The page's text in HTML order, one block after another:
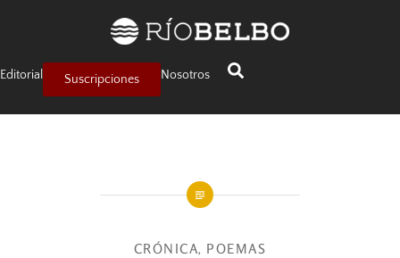
Editorial Suscripciones Nosotros
CRÓNICA, POEMAS